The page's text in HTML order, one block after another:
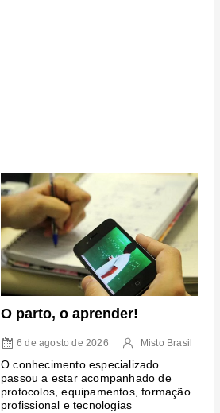
O parto, o aprender!
6 de agosto de 2026 Misto Brasil
O conhecimento especializado
passou a estar acompanhado de
protocolos, equipamentos, formação
profissional e tecnologias